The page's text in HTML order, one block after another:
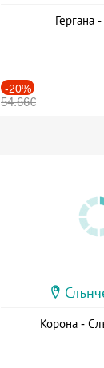
Гергана
-20%
54.66€
Корона -